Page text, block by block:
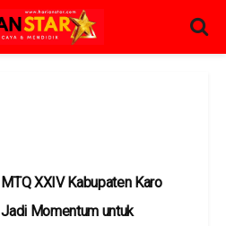
MTQ XXIV Kabupaten Karo
Jadi Momentum untuk